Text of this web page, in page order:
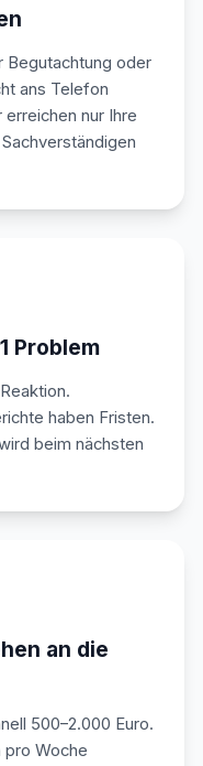
Begutachtung oder
ans Telefon
nur Ihre
Problem
haben Fristen.
beim nächsten
an die
500–2.000 Euro.
pro Woche